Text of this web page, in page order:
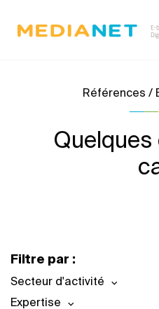
Références /
Filtre par :
Secteur d'activité
Expertise